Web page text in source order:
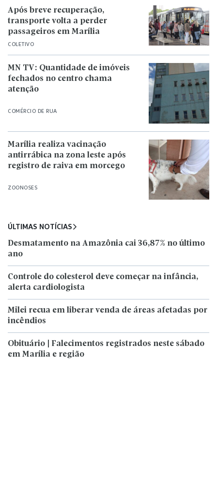
COLETIVO
Após breve recuperação,
transporte volta a perder
passageiros em Marília
COMÉRCIO DE RUA
MN TV: Quantidade de imóveis
fechados no centro chama
atenção
ZOONOSES
Marília realiza vacinação
antirrábica na zona leste após
registro de raiva em morcego
ÚLTIMAS NOTÍCIAS
Desmatamento na Amazônia cai 36,87% no último
ano
Controle do colesterol deve começar na infância,
alerta cardiologista
Milei recua em liberar venda de áreas afetadas por
incêndios
Obituário | Falecimentos registrados neste sábado
em Marília e região